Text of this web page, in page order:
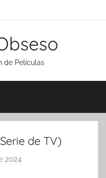
de Películas
de TV)
2024